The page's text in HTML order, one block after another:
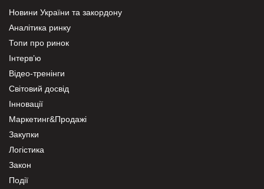
Новини України та закордону
Аналітика ринку
Топи про ринок
Інтерв’ю
Відео-тренінги
Світовий досвід
Інновації
Маркетинг&Продажі
Закупки
Логістика
Закон
Події